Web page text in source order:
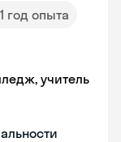
1 год опыта
учитель